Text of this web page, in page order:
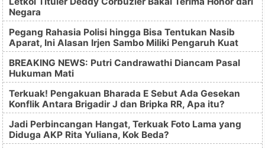
Negara
Pegang Rahasia Polisi hingga Bisa Tentukan Nasib
Aparat, Ini Alasan Irjen Sambo Miliki Pengaruh Kuat
BREAKING NEWS: Putri Candrawathi Diancam Pasal
Hukuman Mati
Terkuak! Pengakuan Bharada E Sebut Ada Gesekan
Konflik Antara Brigadir J dan Bripka RR, Apa itu?
Jadi Perbincangan Hangat, Terkuak Foto Lama yang
Diduga AKP Rita Yuliana, Kok Beda?